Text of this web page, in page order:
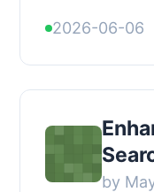
to instantly
users,
2026-06-06
by